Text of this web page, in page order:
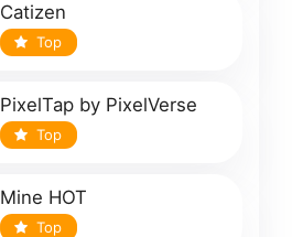
Catizen
Top
PixelTap by PixelVerse
Top
Mine HOT
Top